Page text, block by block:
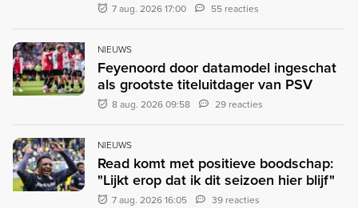
7 aug. 2026 17:00 55 reacties
NIEUWS
Feyenoord door datamodel ingeschat
als grootste titeluitdager van PSV
8 aug. 2026 09:58 29 reacties
NIEUWS
Read komt met positieve boodschap:
"Lijkt erop dat ik dit seizoen hier blijf"
7 aug. 2026 16:05 39 reacties